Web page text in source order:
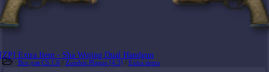
[ZP] Extra Item - Sha Wujing Dual Handgun
Все для CS 1.6 / Zombie Plague [4.3] / Extra items